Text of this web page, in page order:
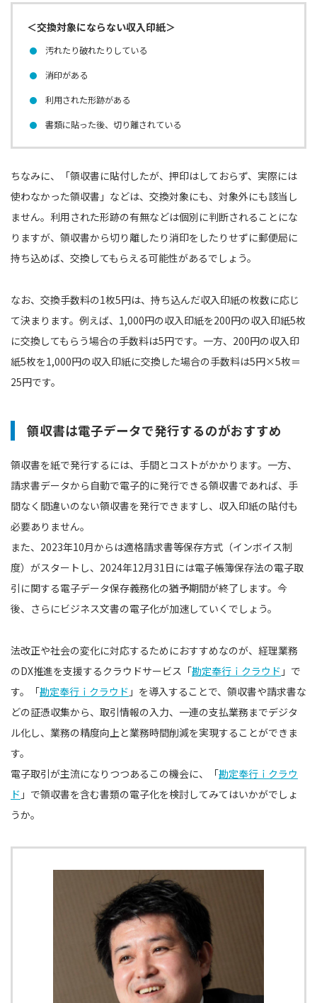
＜交換対象にならない収入印紙＞
汚れたり破れたりしている
消印がある
利用された形跡がある
書類に貼った後、切り離されている
ちなみに、「領収書に貼付したが、押印はしておらず、実際には
使わなかった領収書」などは、交換対象にも、対象外にも該当し
ません。利用された形跡の有無などは個別に判断されることにな
りますが、領収書から切り離したり消印をしたりせずに郵便局に
持ち込めば、交換してもらえる可能性があるでしょう。
なお、交換手数料の1枚5円は、持ち込んだ収入印紙の枚数に応じ
て決まります。例えば、1,000円の収入印紙を200円の収入印紙5枚
に交換してもらう場合の手数料は5円です。一方、200円の収入印
紙5枚を1,000円の収入印紙に交換した場合の手数料は5円×5枚＝
25円です。
領収書は電子データで発行するのがおすすめ
領収書を紙で発行するには、手間とコストがかかります。一方、
請求書データから自動で電子的に発行できる領収書であれば、手
間なく間違いのない領収書を発行できますし、収入印紙の貼付も
必要ありません。
また、2023年10月からは適格請求書等保存方式（インボイス制
度）がスタートし、2024年12月31日には電子帳簿保存法の電子取
引に関する電子データ保存義務化の猶予期間が終了します。今
後、さらにビジネス文書の電子化が加速していくでしょう。
法改正や社会の変化に対応するためにおすすめなのが、経理業務
のDX推進を支援するクラウドサービス「勘定奉行ｉクラウド 」で
す。「勘定奉行ｉクラウド 」を導入することで、領収書や請求書な
どの証憑収集から、取引情報の入力、一連の支払業務までデジタ
ル化し、業務の精度向上と業務時間削減を実現することができま
す。
電子取引が主流になりつつあるこの機会に、「勘定奉行ｉクラウ
ド 」で領収書を含む書類の電子化を検討してみてはいかがでしょ
うか。